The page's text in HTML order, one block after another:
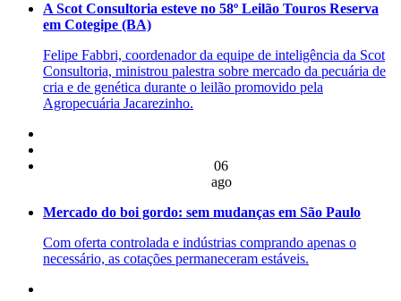
A Scot Consultoria esteve no 58º Leilão Touros Reserva
em Cotegipe (BA)
Felipe Fabbri, coordenador da equipe de inteligência da Scot
Consultoria, ministrou palestra sobre mercado da pecuária de
cria e de genética durante o leilão promovido pela
Agropecuária Jacarezinho.
06
ago
Mercado do boi gordo: sem mudanças em São Paulo
Com oferta controlada e indústrias comprando apenas o
necessário, as cotações permaneceram estáveis.